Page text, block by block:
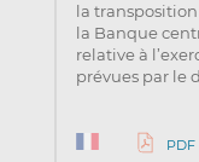
la transposition
la Banque
relative à
prévues par le
PDF